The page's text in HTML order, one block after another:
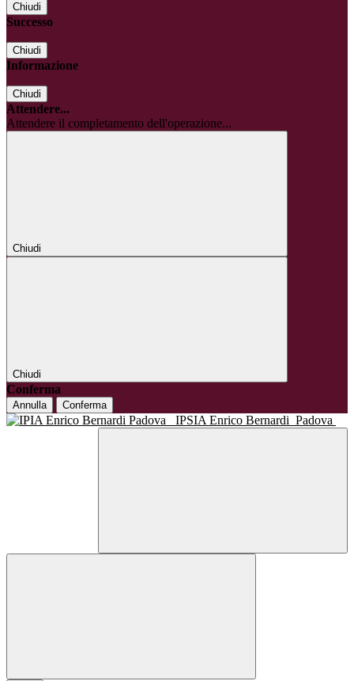
Chiudi
Successo
Chiudi
Informazione
Chiudi
Attendere...
Attendere il completamento dell'operazione...
Chiudi
Chiudi
Conferma
Annulla Conferma
IPSIA Enrico Bernardi Padova